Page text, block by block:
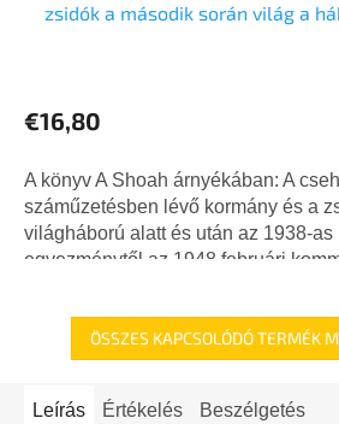
zsidók a második során világ a
€16,80
A könyv A Shoah árnyékában: A
száműzetésben lévő kormány és a
világháború alatt és után az 1938-as
egyezménytől az 1948 februári
ÖSSZES KAPCSOLÓDÓ TERMÉK
Leírás Értékelés Beszélgetés